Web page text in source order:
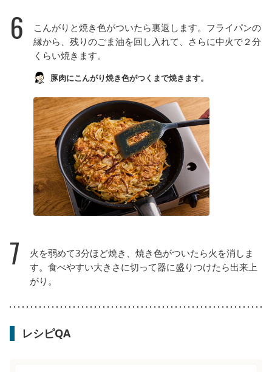
6
こんがりと焼き色がついたら裏返します。フライパンの
縁から、残りのごま油を回し入れて、さらに中火で２分
くらい焼きます。
豚肉にこんがり焼き色がつくまで焼きます。
7
火を弱めて3分ほど焼き、焼き色がついたら火を消しま
す。食べやすい大きさに切って器に盛りつけたら出来上
がり。
レシピQA